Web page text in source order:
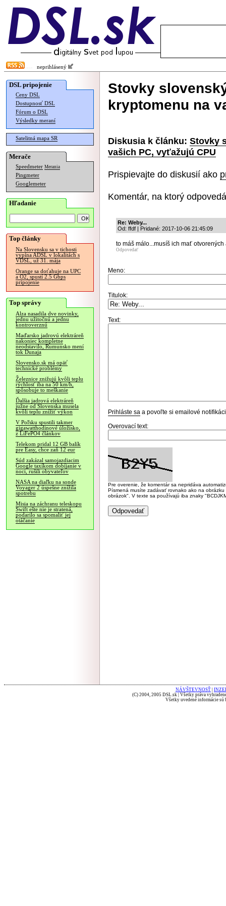
neprihlásený
DSL pripojenie
Ceny DSL
Dostupnosť DSL
Fórum o DSL
Výsledky meraní
Satelitná mapa SR
Merače
Speedmeter Merania
Pingmeter
Googlemeter
Hľadanie
Top články
Na Slovensku sa v tichosti
vypína ADSL v lokalitách s
VDSL, už 31. mája
Orange sa doťahuje na UPC
a O2, spustí 2.5 Gbps
pripojenie
Top správy
Alza nasadila dve novinky,
jednu užitočnú a jednu
kontroverznú
Maďarsko jadrovú elektráreň
nakoniec kompletne
neodstavilo, Rumunsko mení
tok Dunaja
Slovensko.sk má opäť
technické problémy
Železnice znižujú kvôli teplu
rýchlosť iba na 50 km/h,
spôsobuje to meškanie
Ďalšia jadrová elektráreň
južne od Slovenska musela
kvôli teplu znížiť výkon
V Poľsku spustili takmer
gigawatthodinové úložisko,
z LiFePO4 článkov
Telekom pridal 12 GB balík
pre Easy, chce zaň 12 eur
Súd zakázal samojazdiacim
Google taxíkom dobíjanie v
noci, rušili obyvateľov
NASA na diaľku na sonde
Voyager 2 úspešne znížila
spotrebu
Misia na záchranu teleskopu
Swift ešte nie je stratená,
podarilo sa spomaliť jej
otáčanie
Stovky
kryptomenu na
Diskusia k článku: Stovky
vašich PC, vyťažujú CPU
Prispievajte do diskusií ako
Komentár, na ktorý
Re: Weby...
Od: ffdf | Pridané: 2017-10-06 21:45:09
to máš málo...musíš ich mať otvorených
Odpovedať
Meno:
Titulok:
Text:
Prihláste sa a povoľte si emailové
Overovací text:
Pre overenie, že komentár sa nepridáva
Písmená musíte zadávať rovnako ako na
obrázok". V texte sa používajú iba znaky
NÁVŠTEVNOSŤ
(C) 2004, 2005 DSL.sk | Všetky práva
Všetky uvedené informácie sú